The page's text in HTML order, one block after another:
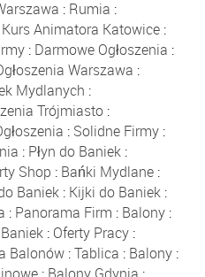
: Rumia :
Kurs Animatora Katowice :
: Darmowe Ogłoszenia :
Warszawa :
Mydlanych :
Trójmiasto :
: Solidne Firmy :
: Płyn do Baniek:
Shop : Bańki Mydlane :
Baniek : Kijki do Baniek :
: Panorama Firm : Balony :
: Oferty Pracy:
Balonów:Tablica : Balony: